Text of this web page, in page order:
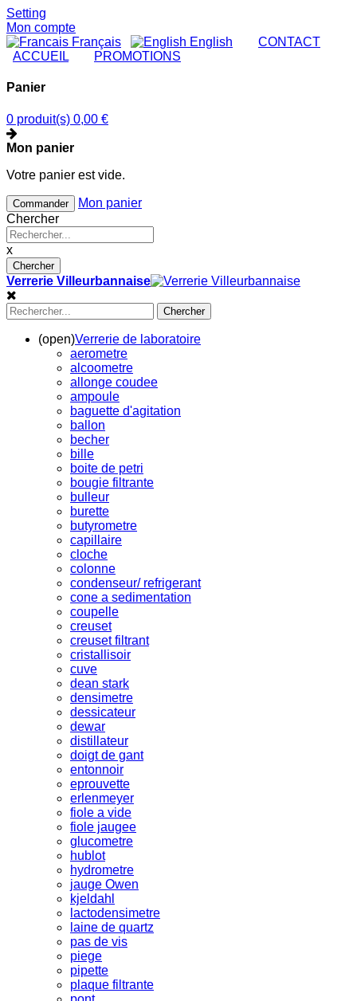
Setting
Mon compte
Français
English CONTACT
ACCUEIL
PROMOTIONS
Panier
0 produit(s) 0,00 €
Mon panier
Votre panier est vide.
Commander
Mon panier
Chercher
x
Chercher
Verrerie Villeurbannaise
Chercher
(open)Verrerie de laboratoire
aerometre
alcoometre
allonge coudee
ampoule
baguette d'agitation
ballon
becher
bille
boite de petri
bougie filtrante
bulleur
burette
butyrometre
capillaire
cloche
colonne
condenseur/ refrigerant
cone a sedimentation
coupelle
creuset
creuset filtrant
cristallisoir
cuve
dean stark
densimetre
dessicateur
dewar
distillateur
doigt de gant
entonnoir
eprouvette
erlenmeyer
fiole a vide
fiole jaugee
glucometre
hublot
hydrometre
jauge Owen
kjeldahl
lactodensimetre
laine de quartz
pas de vis
piege
pipette
plaque filtrante